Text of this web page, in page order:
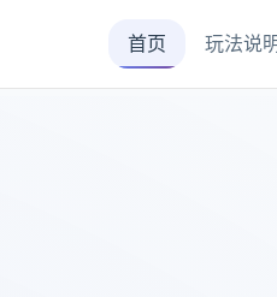
首页 玩法说